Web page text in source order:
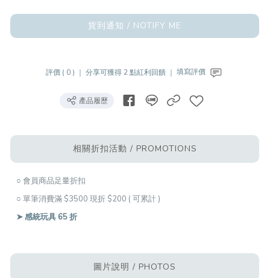
貨到通知 / NOTIFY ME
評價 ( 0 ) ｜ 分享可獲得 2 點紅利回饋 ｜ 填寫評價
產品履歷
相關折扣活動 / PROMOTIONS
○ 會員商品足量折扣
○ 單筆消費滿 $3500 現折 $200 ( 可累計 )
➤ 感統玩具 65 折
圖片說明 / PHOTOS